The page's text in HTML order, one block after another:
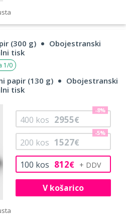
(300 g)
Obojestranski
tisk
1/0
papir (130 g)
Obojestranski
tisk
100 kos 812€
200 kos 1527€
-5%
400 kos 2955€
-8%
V košarico